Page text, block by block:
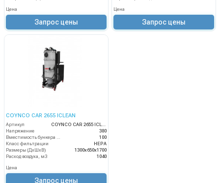
Цена
Запрос цены
Цена
Запрос цены
COYNCO CAR 2655 ICLEAN
Артикул
COYNCO CAR 2655 ICLEAN
Напряжение
380
Вместимость бункера (л)
100
Класс фильтрации
HEPA
Размеры (ДхШхВ)
1300х650х1700
Расход воздуха, м3
1040
Цена
Запрос цены